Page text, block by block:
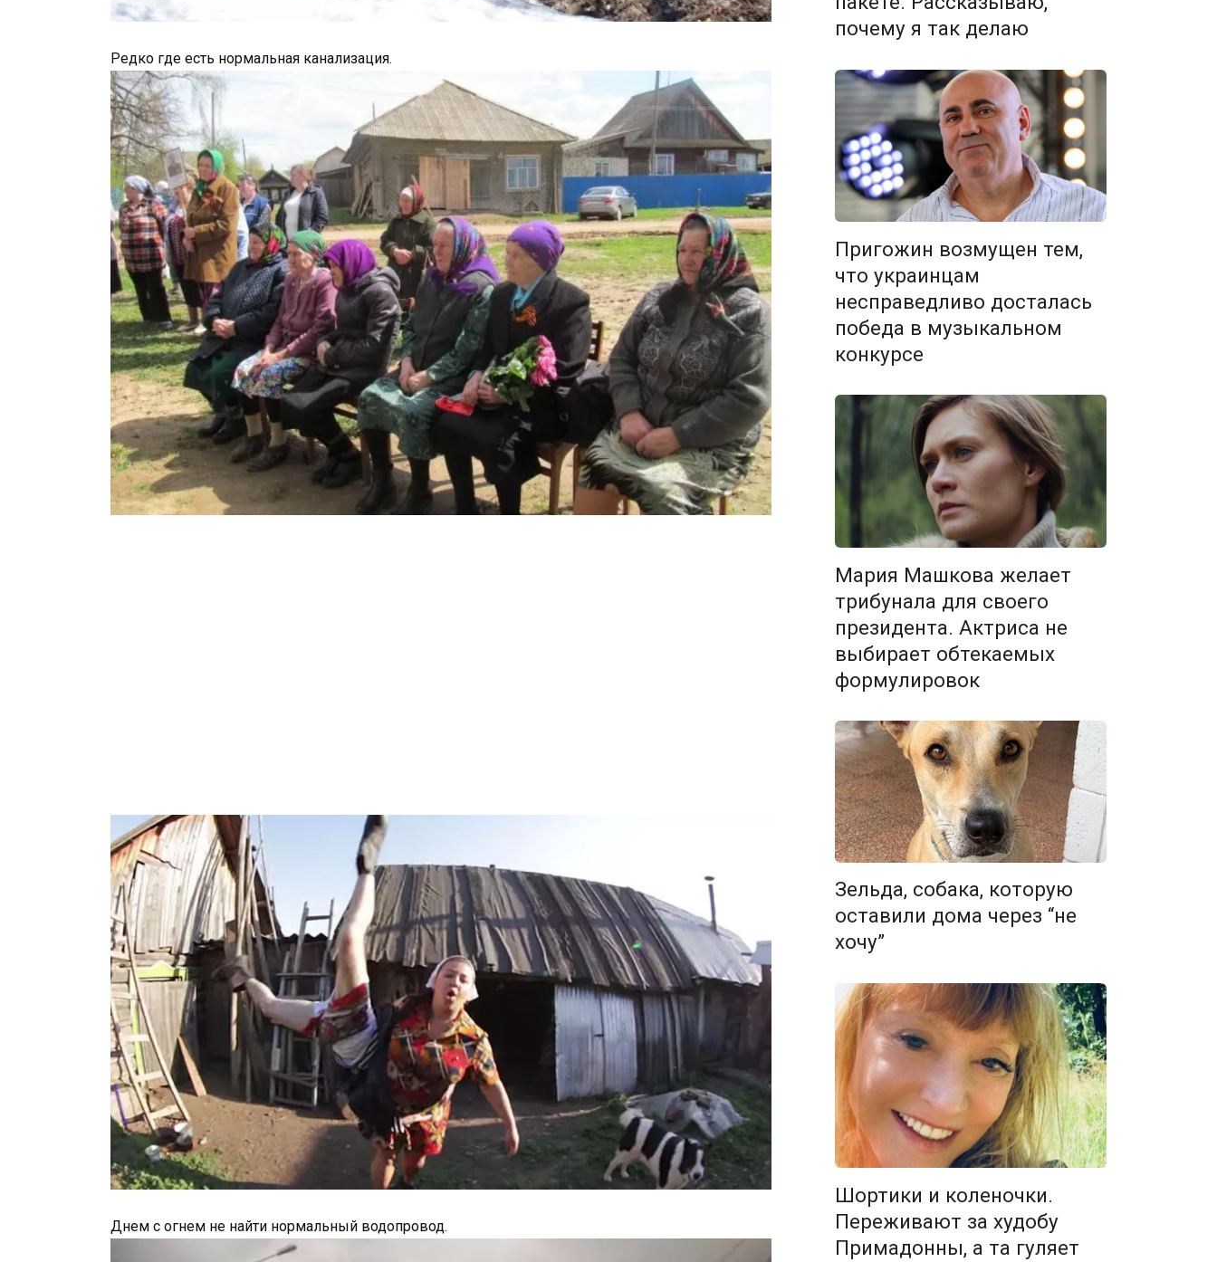
Редко где есть нормальная канализация.
Днем с огнем не найти нормальный водопровод.
почему я так делаю
Пригожин возмущен тем,
что украинцам
несправедливо досталась
победа в музыкальном
конкурсе
Мария Машкова желает
трибунала для своего
президента. Актриса не
выбирает обтекаемых
формулировок
Зельда, собака, которую
оставили дома через “не
хочу”
Шортики и коленочки.
Переживают за худобу
Примадонны, а та гуляет